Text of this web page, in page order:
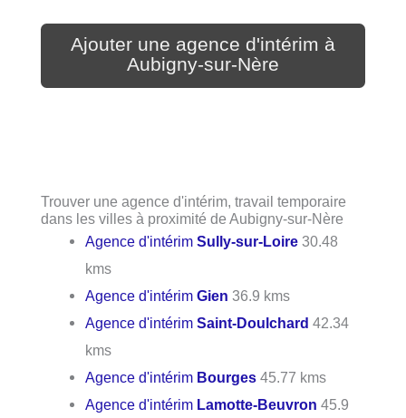
Ajouter une agence d'intérim à
Aubigny-sur-Nère
Trouver une agence d'intérim, travail temporaire
dans les villes à proximité de Aubigny-sur-Nère
Agence d'intérimSully-sur-Loire 30.48
kms
Agence d'intérimGien 36.9 kms
Agence d'intérimSaint-Doulchard 42.34
kms
Agence d'intérim Bourges 45.77 kms
Agence d'intérim Lamotte-Beuvron 45.9